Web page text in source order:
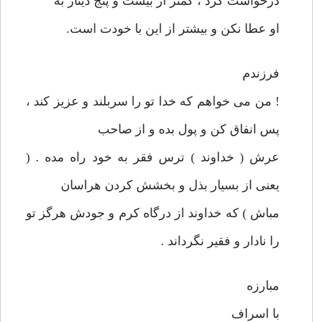
او عطا نكن و بيشتر از اين با خودت است.
فرزندم
! من می خواهم كه خدا تو را سربلند و عزيز كند ،
پس انفاق كن و پول بده و از صاحب
عرش ( خداوند ) ترس فقر به خود راه مده . (
يعنی از بسيار بذل و بخشش كردن هراسان
مباش ) كه خداوند از درگاه كرم و جودش هرگز تو
را نادار و فقير نگرداند .
مبارزه
با اسراف